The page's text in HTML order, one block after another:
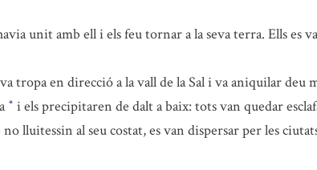
unit amb ell i els feu tornar a la seva terra. Ells
tropa en direcció a la vall de la Sal i va aniquilar deu
* i els precipitaren de dalt a baix: tots van quedar
lluitessin al seu costat, es van dispersar per les